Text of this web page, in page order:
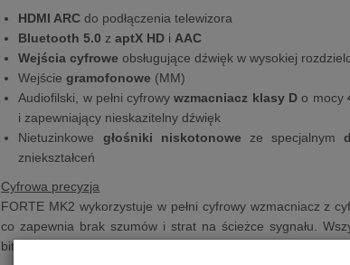
HDMI ARC do podłączenia telewizora
Bluetooth 5.0 zaptX HD i AAC
Wejścia cyfrowe obsługujące dźwięk w wysokiej
Wejściegramofonowe (MM)
Audiofilski, w pełni cyfrowywzmacniacz klasy D o mocy
i zapewniający nieskazitelny dźwięk
Nietuzinkowe głośniki niskotonowe ze specjalnym
zniekształceń
Cyfrowa precyzja
FORTE MK2 wykorzystuje w pełni cyfrowy wzmacniacz z
co zapewnia brak szumów i strat na ścieżce sygnału.
bitów/96 kHz, natomiast źródła o wysokiej rozdzielczości do